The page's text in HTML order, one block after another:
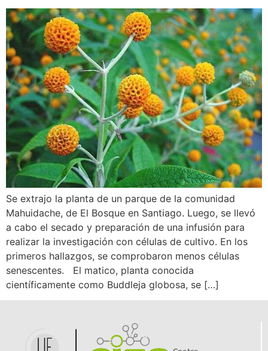
Se extrajo la planta de un parque de la comunidad
Mahuidache, de El Bosque en Santiago. Luego, se llevó
a cabo el secado y preparación de una infusión para
realizar la investigación con células de cultivo. En los
primeros hallazgos, se comprobaron menos células
senescentes. El matico, planta conocida
científicamente como Buddleja globosa, se […]